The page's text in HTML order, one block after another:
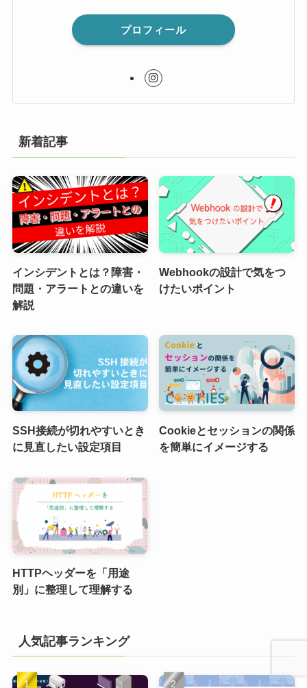
プロフィール
新着記事
インシデントとは？障害・
問題・アラートとの違いを
解説
Webhookの設計で気をつ
けたいポイント
SSH接続が切れやすいとき
に見直したい設定項目
Cookieとセッションの関係
を簡単にイメージする
HTTPヘッダーを「用途
別」に整理して理解する
人気記事ランキング